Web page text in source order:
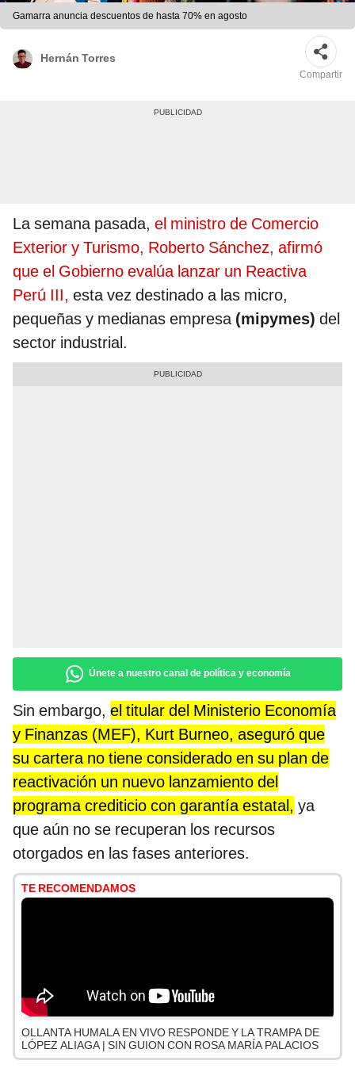
Gamarra anuncia descuentos de hasta 70% en agosto
Hernán Torres
Compartir
La semana pasada, el ministro de Comercio
Exterior y Turismo, Roberto Sánchez, afirmó
que el Gobierno evalúa lanzar un Reactiva
Perú III, esta vez destinado a las micro,
pequeñas y medianas empresa (mipymes) del
sector industrial.
Únete a nuestro canal de política y economía
Sin embargo, el titular del Ministerio Economía
y Finanzas (MEF), Kurt Burneo, aseguró que
su cartera no tiene considerado en su plan de
reactivación un nuevo lanzamiento del
programa crediticio con garantía estatal, ya
que aún no se recuperan los recursos
otorgados en las fases anteriores.
TE RECOMENDAMOS
OLLANTA HUMALA EN VIVO RESPONDE Y LA TRAMPA DE
LÓPEZ ALIAGA | SIN GUION CON ROSA MARÍA PALACIOS